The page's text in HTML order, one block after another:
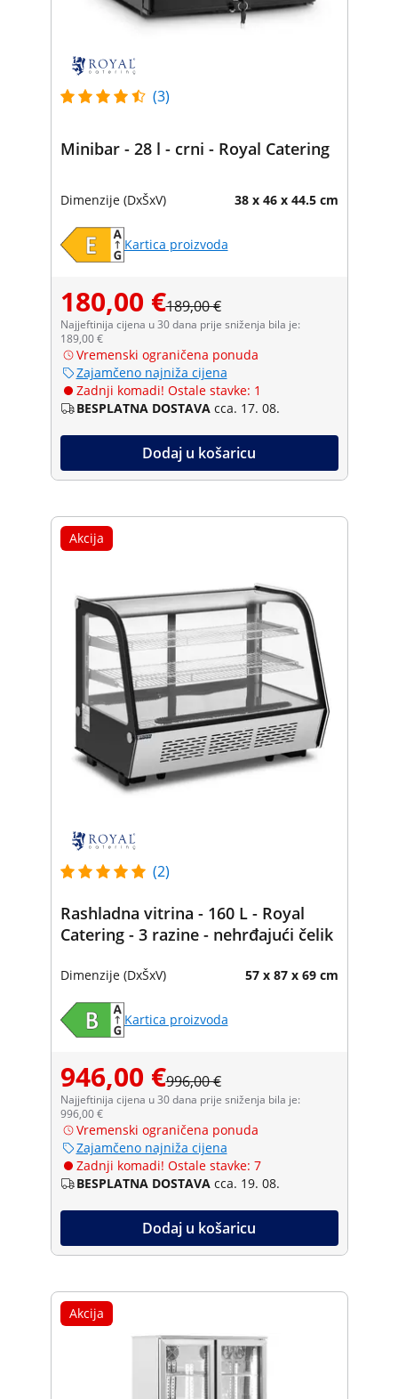
(3)
Minibar - 28 l - crni - Royal Catering
Dimenzije (DxŠxV) 38 x 46 x 44.5 cm
Kartica proizvoda
180,00 €189,00 €
Najjeftinija cijena u 30 dana prije sniženja bila je:
189,00 €
Vremenski ograničena ponuda
Zajamčeno najniža cijena
Zadnji komadi! Ostale stavke: 1
BESPLATNA DOSTAVA cca. 17. 08.
Dodaj u košaricu
Akcija
(2)
Rashladna vitrina - 160 L - Royal
Catering - 3 razine - nehrđajući čelik
Dimenzije (DxŠxV) 57 x 87 x 69 cm
Kartica proizvoda
946,00 €996,00 €
Najjeftinija cijena u 30 dana prije sniženja bila je:
996,00 €
Vremenski ograničena ponuda
Zajamčeno najniža cijena
Zadnji komadi! Ostale stavke: 7
BESPLATNA DOSTAVA cca. 19. 08.
Dodaj u košaricu
Akcija